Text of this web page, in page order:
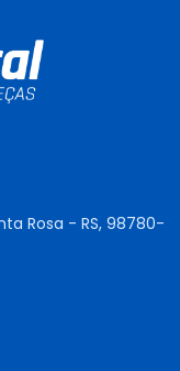
Rosa - RS, 98780-